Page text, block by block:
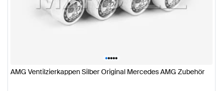
•••••
AMG Ventilzierkappen Silber Original Mercedes AMG Zubehör